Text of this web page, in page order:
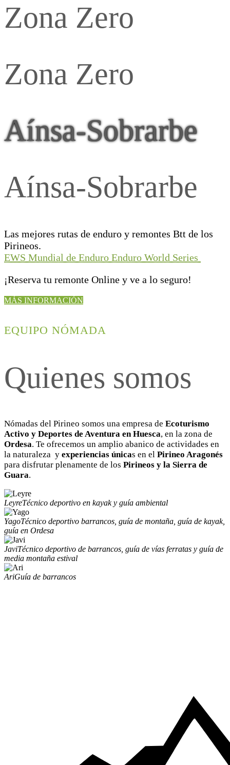
Zona Zero
Zona Zero
Aínsa-Sobrarbe
Aínsa-Sobrarbe
Las mejores rutas de enduro y remontes Btt de los
Pirineos.
EWS Mundial de Enduro Enduro World Series
¡Reserva tu remonte Online y ve a lo seguro!
MÁS INFORMACIÓN
EQUIPO NÓMADA
Quienes somos
Nómadas del Pirineo somos una empresa de Ecoturismo
Activo y Deportes de Aventura en Huesca, en la zona de
Ordesa. Te ofrecemos un amplio abanico de actividades en
la naturaleza y experiencias únicas en el Pirineo Aragonés
para disfrutar plenamente de los Pirineos y la Sierra de
Guara.
LeyreTécnico deportivo en kayak y guía ambiental
YagoTécnico deportivo barrancos, guía de montaña, guía de kayak,
guía en Ordesa
JaviTécnico deportivo de barrancos, guía de vías ferratas y guía de
media montaña estival
AriGuía de barrancos